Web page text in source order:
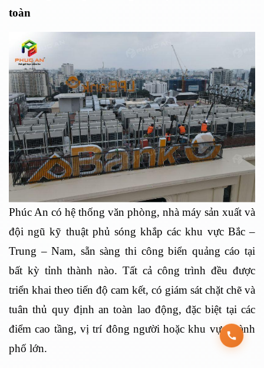
toàn
Phúc An có hệ thống văn phòng, nhà máy sản xuất và
đội ngũ kỹ thuật phủ sóng khắp các khu vực Bắc –
Trung – Nam, sẵn sàng thi công biển quảng cáo tại
bất kỳ tỉnh thành nào. Tất cả công trình đều được
triển khai theo tiến độ cam kết, có giám sát chặt chẽ và
tuân thủ quy định an toàn lao động, đặc biệt tại các
điểm cao tầng, vị trí đông người hoặc khu vực thành
phố lớn.